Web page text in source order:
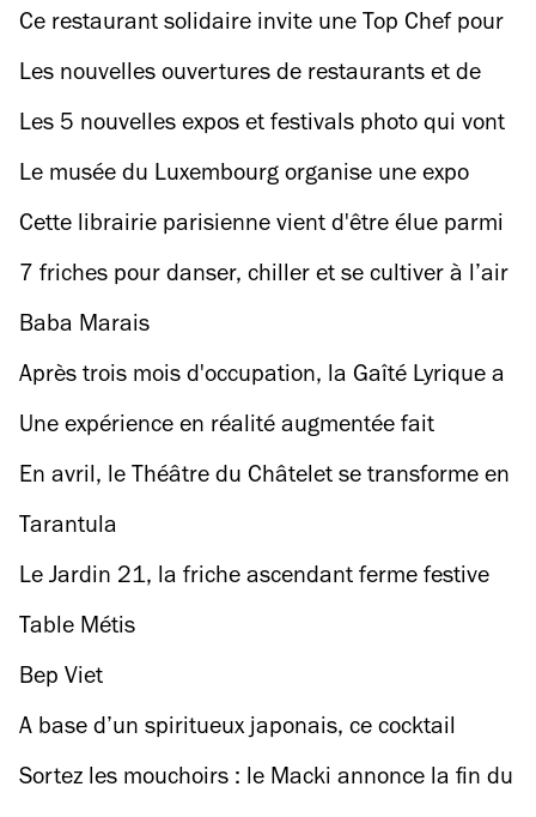
Ce restaurant solidaire invite une Top Chef pour
un dîner gastronomique qui fait du bien
Les nouvelles ouvertures de restaurants et de
bars à ne pas manquer ce printemps
Les 5 nouvelles expos et festivals photo qui vont
marquer le printemps 2025 à Paris
Le musée du Luxembourg organise une expo
blockbuster sur l'oeuvre de Fernand Léger (et de
ses héritiers)
Cette librairie parisienne vient d'être élue parmi
les 10 meilleures du monde
7 friches pour danser, chiller et se cultiver à l’air
libre ce printemps dans le Grand Paris
Baba Marais
Après trois mois d'occupation, la Gaîté Lyrique a
été évacuée ce matin par la police
Une expérience en réalité augmentée fait
basculer Paris (et vous) dans le futur, cadeaux à
la clé !
En avril, le Théâtre du Châtelet se transforme en
skatepark avec Pedro Winter à la direction
musicale
Tarantula
Le Jardin 21, la friche ascendant ferme festive
de 1 600 m² au bord du canal, annonce les
plan(t)s de sa nouvelle saison
Table Métis
Bep Viet
A base d’un spiritueux japonais, ce cocktail
médaillé fait le pont entre la Bretagne et le
Sortez les mouchoirs : le Macki annonce la fin du